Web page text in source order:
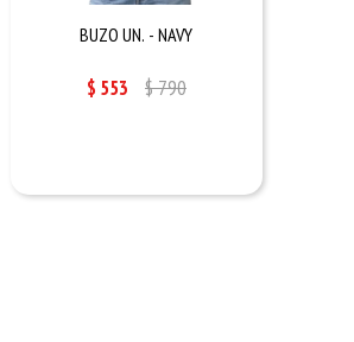
BUZO UN. - NAVY
$ 553 $790